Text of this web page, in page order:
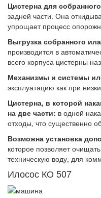
Цистерна для
задней части. Она
упрощает процесс
Выгрузка собранного
производится в
всего корпуса цистерны
Механизмы и системы
эксплуатацию как при
Цистерна, в которой
на две части: в одной
отходы, что существенно
Возможна установка
которое позволяет
техническую воду, для
Илосос КО 507